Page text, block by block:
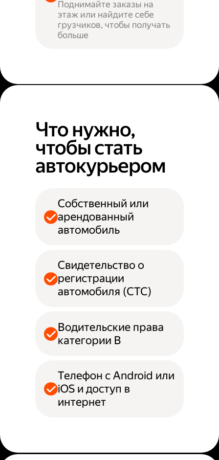
Поднимайте заказы на
этаж или найдите себе
грузчиков, чтобы получать
больше
Что нужно,
чтобы стать
автокурьером
Собственный или
арендованный
автомобиль
Свидетельство о
регистрации
автомобиля (СТС)
Водительские права
категории B
Телефон с Android или
iOS и доступ в
интернет